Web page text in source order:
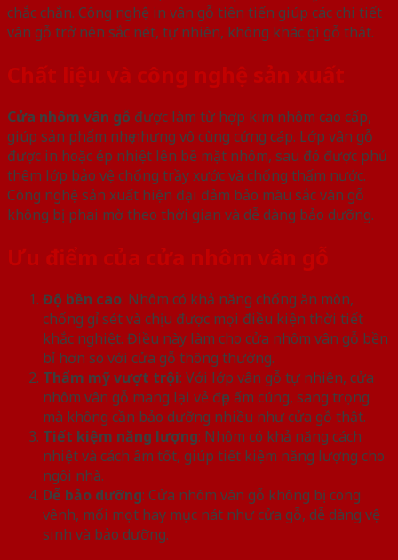
chắc chắn. Công nghệ in vân gỗ tiên tiến giúp các chi tiết
vân gỗ trở nên sắc nét, tự nhiên, không khác gì gỗ thật.
Chất liệu và công nghệ sản xuất
Cửa nhôm vân gỗ được làm từ hợp kim nhôm cao cấp,
giúp sản phẩm nhẹ nhưng vô cùng cứng cáp. Lớp vân gỗ
được in hoặc ép nhiệt lên bề mặt nhôm, sau đó được phủ
thêm lớp bảo vệ chống trầy xước và chống thấm nước.
Công nghệ sản xuất hiện đại đảm bảo màu sắc vân gỗ
không bị phai mờ theo thời gian và dễ dàng bảo dưỡng.
Ưu điểm của cửa nhôm vân gỗ
Độ bền cao: Nhôm có khả năng chống ăn mòn,
chống gỉ sét và chịu được mọi điều kiện thời tiết
khắc nghiệt. Điều này làm cho cửa nhôm vân gỗ bền
bỉ hơn so với cửa gỗ thông thường.
Thẩm mỹ vượt trội: Với lớp vân gỗ tự nhiên, cửa
nhôm vân gỗ mang lại vẻ đẹp ấm cúng, sang trọng
mà không cần bảo dưỡng nhiều như cửa gỗ thật.
Tiết kiệm năng lượng: Nhôm có khả năng cách
nhiệt và cách âm tốt, giúp tiết kiệm năng lượng cho
ngôi nhà.
Dễ bảo dưỡng: Cửa nhôm vân gỗ không bị cong
vênh, mối mọt hay mục nát như cửa gỗ, dễ dàng vệ
sinh và bảo dưỡng.